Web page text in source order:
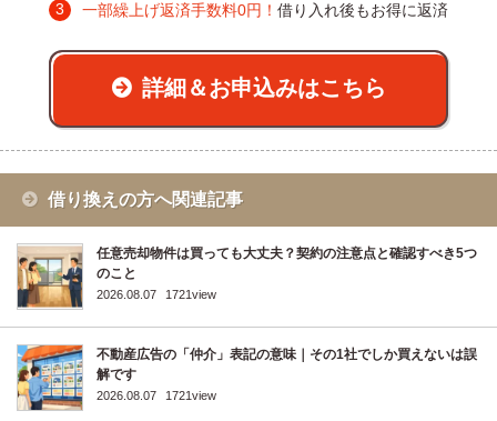
一部繰上げ返済手数料0円！ 借り入れ後もお得に返済
詳細＆お申込みはこちら
借り換えの方へ関連記事
任意売却物件は買っても大丈夫？契約の注意点と確認すべき5つ
のこと
2026.08.07 1721view
不動産広告の「仲介」表記の意味｜その1社でしか買えないは誤
解です
2026.08.07 1721view